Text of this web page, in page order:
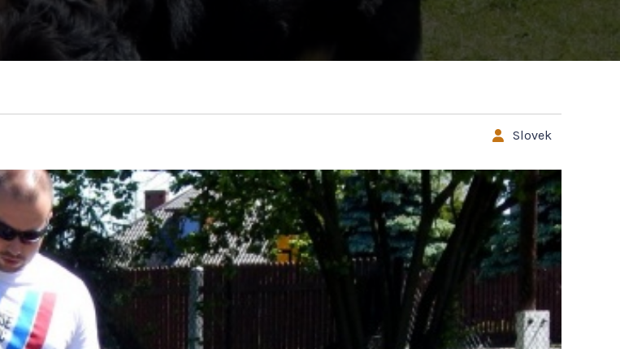
Slovek